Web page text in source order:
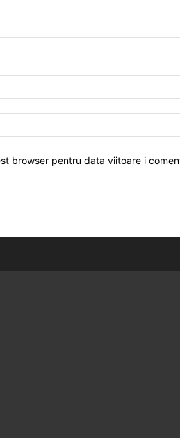
browser pentru data viitoare i